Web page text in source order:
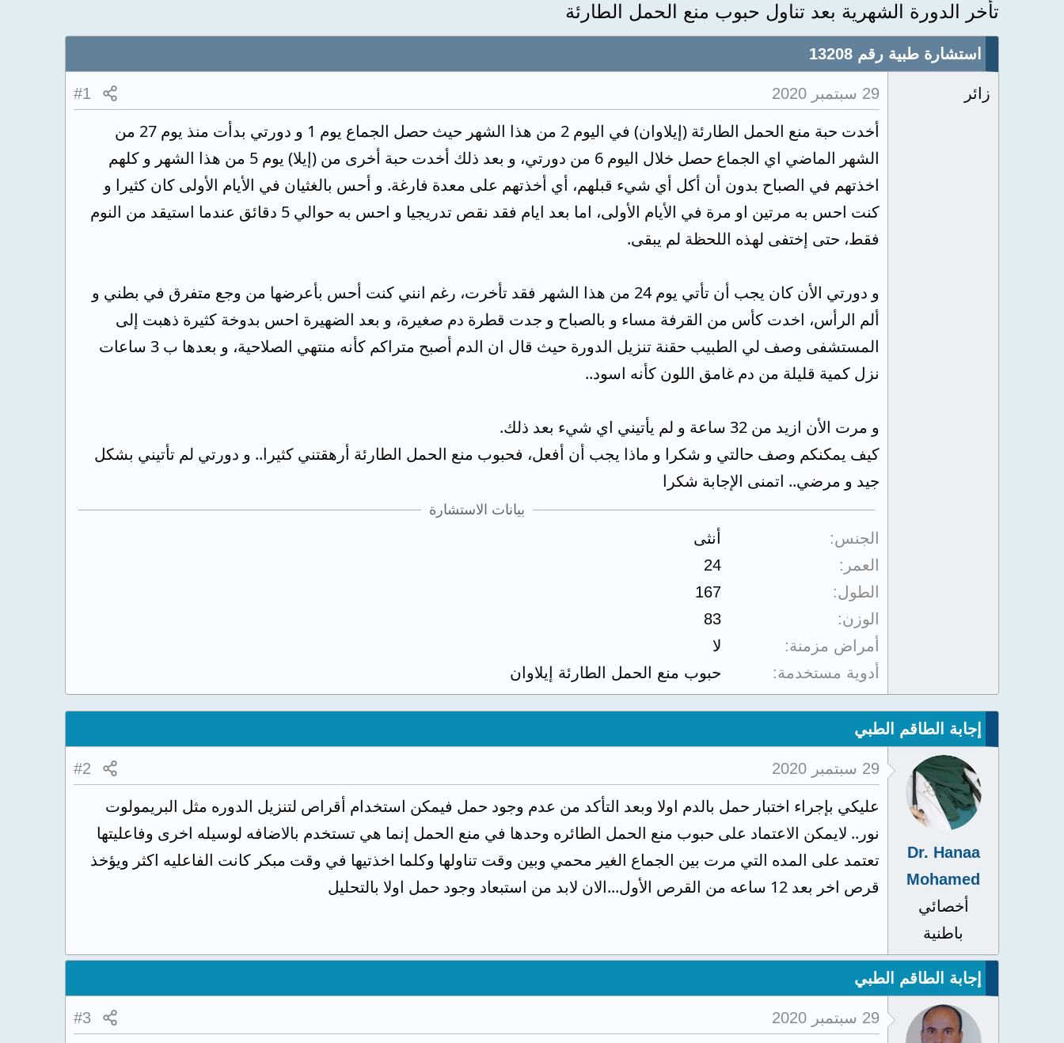
تأخر الدورة الشهرية بعد تناول حبوب منع الحمل الطارئة
استشارة طبية رقم 13208
زائر 29 سبتمبر 2020 #1
أخدت حبة منع الحمل الطارئة (إيلاوان) في اليوم 2 من هذا الشهر حيث حصل الجماع يوم 1 و دورتي بدأت منذ يوم 27 من
الشهر الماضي اي الجماع حصل خلال اليوم 6 من دورتي، و بعد ذلك أخدت حبة أخرى من (إيلا) يوم 5 من هذا الشهر و كلهم
اخذتهم في الصباح بدون أن أكل أي شيء قبلهم، أي أخذتهم على معدة فارغة. و أحس بالغثيان في الأيام الأولى كان كثيرا و
كنت احس به مرتين او مرة في الأيام الأولى، اما بعد ايام فقد نقص تدريجيا و احس به حوالي 5 دقائق عندما استيقد من النوم
فقط، حتى إختفى لهذه اللحظة لم يبقى.
و دورتي الأن كان يجب أن تأتي يوم 24 من هذا الشهر فقد تأخرت، رغم انني كنت أحس بأعرضها من وجع متفرق في بطني و
ألم الرأس، اخدت كأس من القرفة مساء و بالصباح و جدت قطرة دم صغيرة، و بعد الضهيرة احس بدوخة كثيرة ذهبت إلى
المستشفى وصف لي الطبيب حقنة تنزيل الدورة حيث قال ان الدم أصبح متراكم كأنه منتهي الصلاحية، و بعدها ب 3 ساعات
نزل كمية قليلة من دم غامق اللون كأنه اسود..
و مرت الأن ازيد من 32 ساعة و لم يأتيني اي شيء بعد ذلك.
كيف يمكنكم وصف حالتي و شكرا و ماذا يجب أن أفعل، فحبوب منع الحمل الطارئة أرهقتني كثيرا.. و دورتي لم تأتيني بشكل
جيد و مرضي.. اتمنى الإجابة شكرا
بيانات الاستشارة
الجنس
أنثى
العمر
24
الطول
167
الوزن
83
أمراض مزمنة
لا
أدوية مستخدمة
حبوب منع الحمل الطارئة إيلاوان
إجابة الطاقم الطبي
Dr. Hanaa
Mohamed
أخصائي
باطنية
29 سبتمبر 2020 #2
عليكي بإجراء اختبار حمل بالدم اولا وبعد التأكد من عدم وجود حمل فيمكن استخدام أقراص لتنزيل الدوره مثل البريمولوت
نور.. لايمكن الاعتماد على حبوب منع الحمل الطائره وحدها في منع الحمل إنما هي تستخدم بالاضافه لوسيله اخرى وفاعليتها
تعتمد على المده التي مرت بين الجماع الغير محمي وبين وقت تناولها وكلما اخذتيها في وقت مبكر كانت الفاعليه اكثر ويؤخذ
قرص اخر بعد 12 ساعه من القرص الأول...الان لابد من استبعاد وجود حمل اولا بالتحليل
إجابة الطاقم الطبي
29 سبتمبر 2020 #3